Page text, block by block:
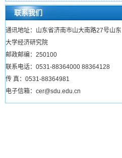
联系我们
通讯地址：山东省济南市山大南路27号山东
大学经济研究院
邮政邮编：250100
联系电话：0531-88364000 88364128
传 真：0531-88364981
电子信箱：cer@sdu.edu.cn